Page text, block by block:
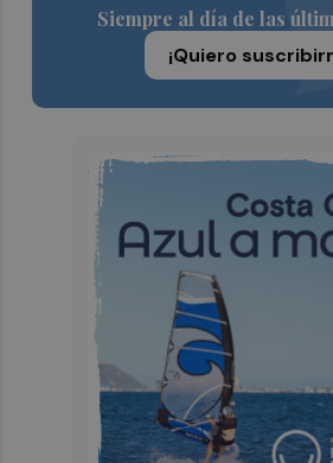
Siempre al día de las
¡Quiero